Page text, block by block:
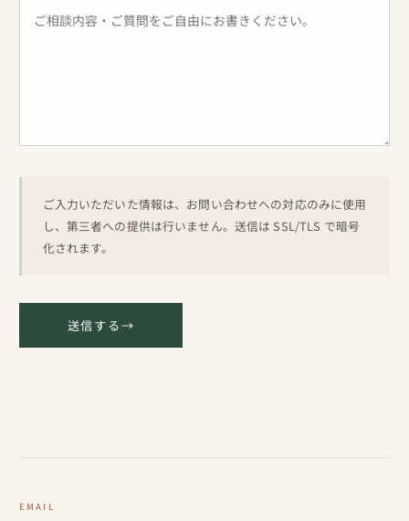
ご入力いただいた情報は、お問い合わせへの対応のみに使用
し、第三者への提供は行いません。送信は SSL/TLS で暗号
化されます。
送信する→
EMAIL